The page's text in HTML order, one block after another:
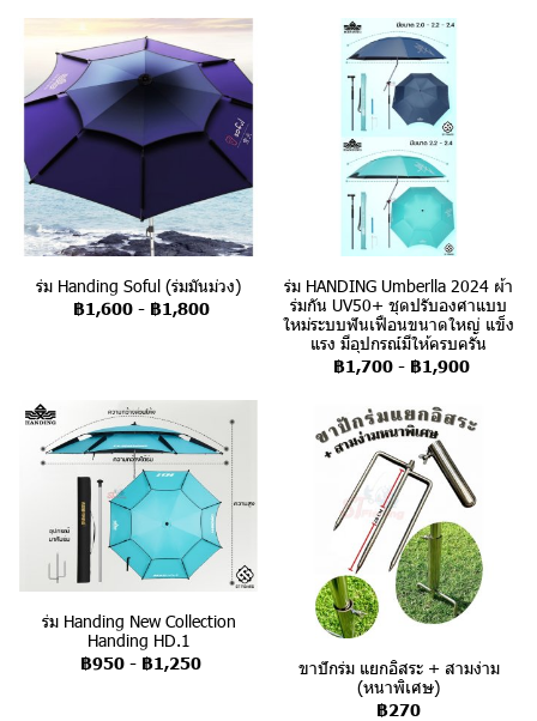
ร่ม Handing Soful (ร่มมันม่วง)
฿1,600 - ฿1,800
ร่ม HANDING Umberlla 2024 ผ้า
ร่มกัน UV50+ ชุดปรับองศาแบบ
ใหม่ระบบฟันเฟือนขนาดใหญ่ แข็ง
แรง มีอุปกรณ์มีให้ครบครัน
฿1,700 - ฿1,900
ร่ม Handing New Collection
Handing HD.1
฿950 - ฿1,250
ขาปักร่ม แยกอิสระ + สามง่าม
(หนาพิเศษ)
฿270